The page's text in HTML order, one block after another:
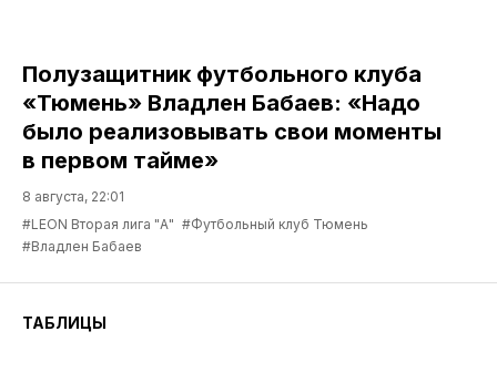
Полузащитник футбольного клуба
«Тюмень» Владлен Бабаев: «Надо
было реализовывать свои моменты
в первом тайме»
8 августа, 22:01
#LEON Вторая лига "А" #Футбольный клуб Тюмень
#Владлен Бабаев
ТАБЛИЦЫ